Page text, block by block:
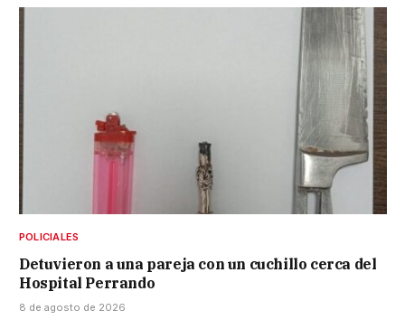
POLICIALES
Detuvieron a una pareja con un cuchillo cerca del
Hospital Perrando
8 de agosto de 2026